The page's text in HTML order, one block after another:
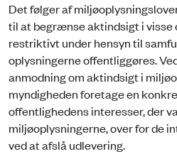
Det følger af
til at begrænse aktindsigt i visse
restriktivt under hensyn til
oplysningerne offentliggøres.
anmodning om aktindsigt i
myndigheden foretage en
offentlighedens interesser, der
miljøoplysningerne, over for de
ved at afslå udlevering.